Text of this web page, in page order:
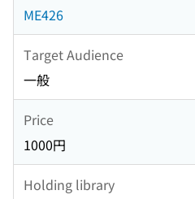
ME426
Target Audience
一般
Price
1000円
Holding library